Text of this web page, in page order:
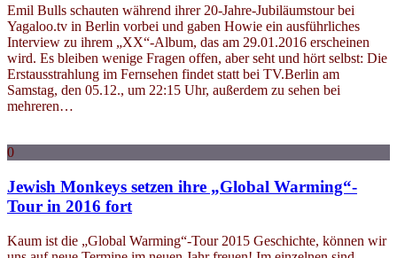
Emil Bulls schauten während ihrer 20-Jahre-Jubiläumstour bei
Yagaloo.tv in Berlin vorbei und gaben Howie ein ausführliches
Interview zu ihrem „XX“-Album, das am 29.01.2016 erscheinen
wird. Es bleiben wenige Fragen offen, aber seht und hört selbst: Die
Erstausstrahlung im Fernsehen findet statt bei TV.Berlin am
Samstag, den 05.12., um 22:15 Uhr, außerdem zu sehen bei
mehreren…
0
Jewish Monkeys setzen ihre „Global Warming“-
Tour in 2016 fort
Kaum ist die „Global Warming“-Tour 2015 Geschichte, können wir